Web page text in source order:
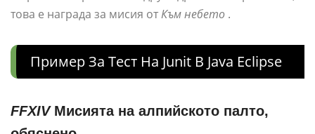
това е награда за мисия отКъм небето .
Пример За Тест На Junit В Java Eclipse
FFXIVМисията на алпийското палто,